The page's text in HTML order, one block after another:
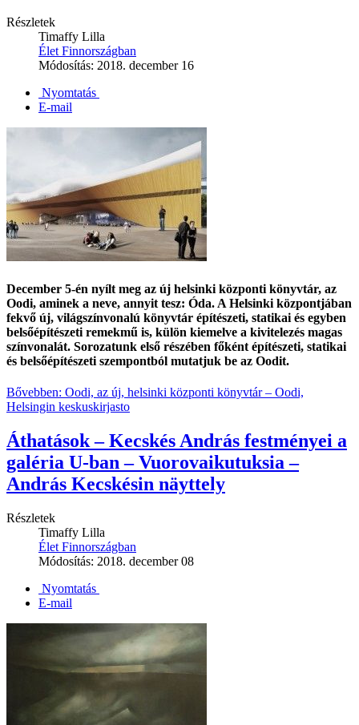
Részletek
Timaffy Lilla
Élet Finnországban
Módosítás: 2018. december 16
Nyomtatás
E-mail
December 5-én nyílt meg az új helsinki központi könyvtár, az
Oodi, aminek a neve, annyit tesz: Óda. A Helsinki központjában
fekvő új, világszínvonalú könyvtár építészeti, statikai és egyben
belsőépítészeti remekmű is, külön kiemelve a kivitelezés magas
színvonalát. Sorozatunk első részében főként építészeti, statikai
és belsőépítészeti szempontból mutatjuk be az Oodit.
Bővebben: Oodi, az új, helsinki központi könyvtár – Oodi,
Helsingin keskuskirjasto
Áthatások – Kecskés András festményei a
galéria U-ban – Vuorovaikutuksia –
András Kecskésin näyttely
Részletek
Timaffy Lilla
Élet Finnországban
Módosítás: 2018. december 08
Nyomtatás
E-mail